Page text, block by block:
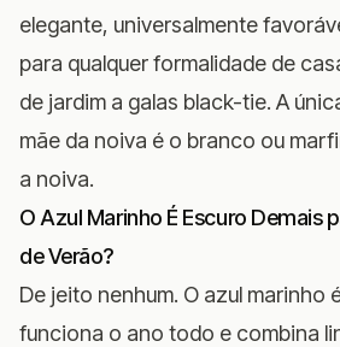
elegante, universalmente
para qualquer formalidade de
de jardim a galas black-tie. A
mãe da noiva é o branco ou
a noiva.
O Azul Marinho É Escuro Demais
de Verão?
De jeito nenhum. O azul marinho
funciona o ano todo e combina